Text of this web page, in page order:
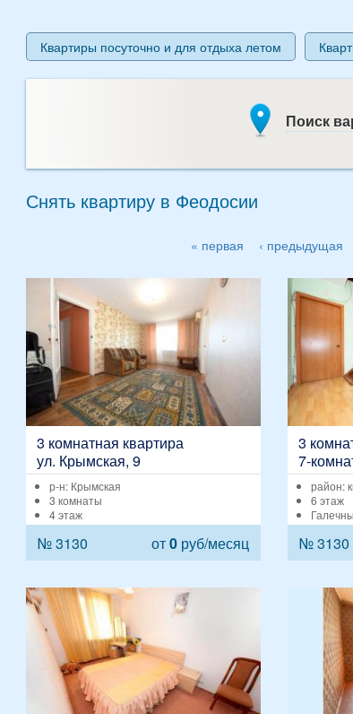
Квартиры посуточно и для отдыха летом
Поиск
Снять квартиру в Феодосии
« первая ‹ предыдущая
3 комнатная квартира
ул. Крымская, 9
р-н: Крымская
3 комнаты
4 этаж
№ 3130 от0руб/месяц
3
7-
район:
6 этаж
№ 3130